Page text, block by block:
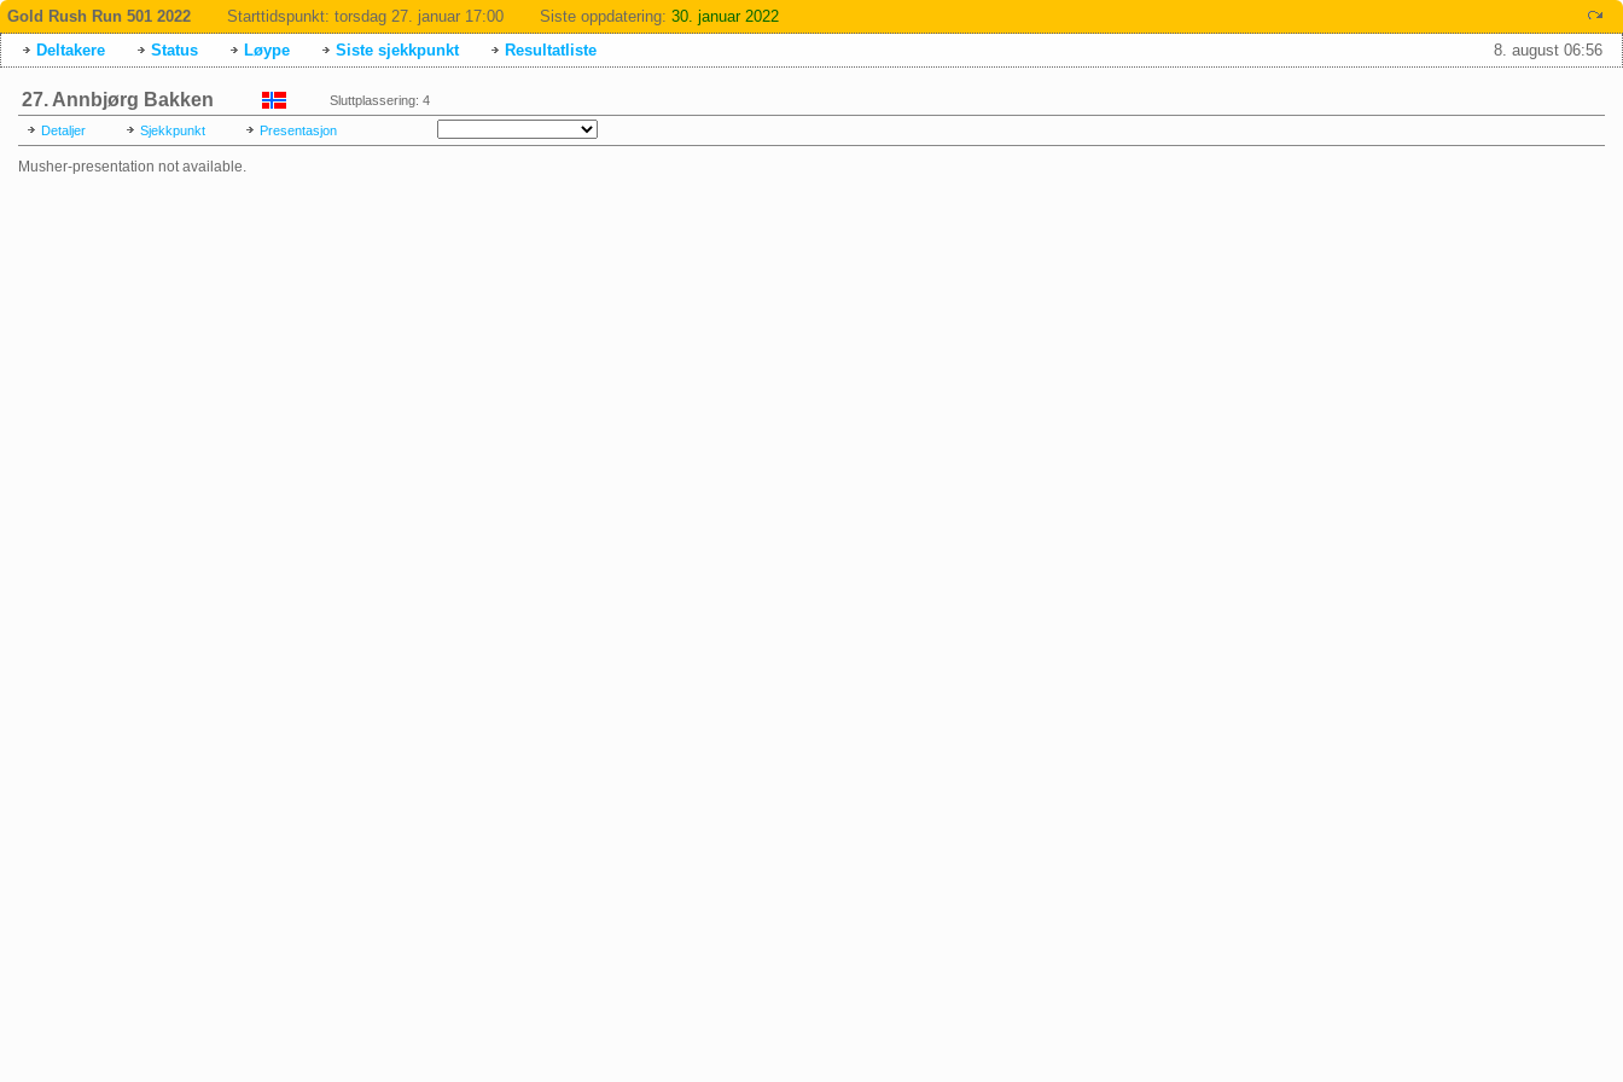
Gold Rush Run 501 2022 Starttidspunkt: torsdag 27. januar 17:00 Siste oppdatering: 30. januar 2022
8. august 06:56
Deltakere Status Løype Siste sjekkpunkt Resultatliste
27. Annbjørg Bakken Sluttplassering: 4
Detaljer Sjekkpunkt Presentasjon
Musher-presentation not available.